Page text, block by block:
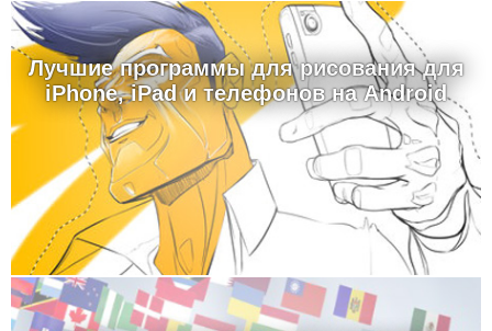
Лучшие программы для рисования для
iPhone, iPad и телефонов на Android